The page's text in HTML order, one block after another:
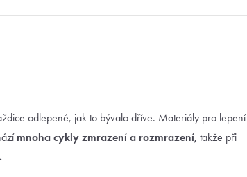
odlepené, jak to bývalo dříve. Materiály pro lepení
mnoha cykly zmrazení a rozmrazení, takže při